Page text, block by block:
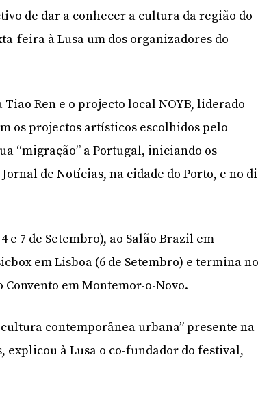
de dar a conhecer a cultura da região do
feira à Lusa um dos organizadores do
Ren e o projecto local NOYB, liderado
os projectos artísticos escolhidos pelo
“migração” a Portugal, iniciando os
de Notícias, na cidade do Porto, e no
e 7 de Setembro), ao Salão Brazil em
em Lisboa (6 de Setembro) e termina
Convento em Montemor-o-Novo.
contemporânea urbana” presente na
explicou à Lusa o co-fundador do festival,